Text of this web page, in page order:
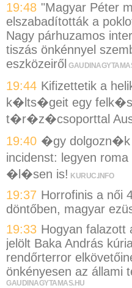
19:48 "Magyar Péter
elszabadították a
Nagy párhuzamos
tiszás önkénnyel
eszközeiről
19:44 Kifizettetik a
k�lts�geit egy
t�r�z�csoporttal
19:40 �gy
incidenst: legyen
�l�sen is! KURUC.INFO
19:37 Horrofinis a női
döntőben, magyar
19:33 Hogyan falazott
jelölt Baka András
rendőrterror
önkényesen az állami
GAUDINAGYTAMAS.HU